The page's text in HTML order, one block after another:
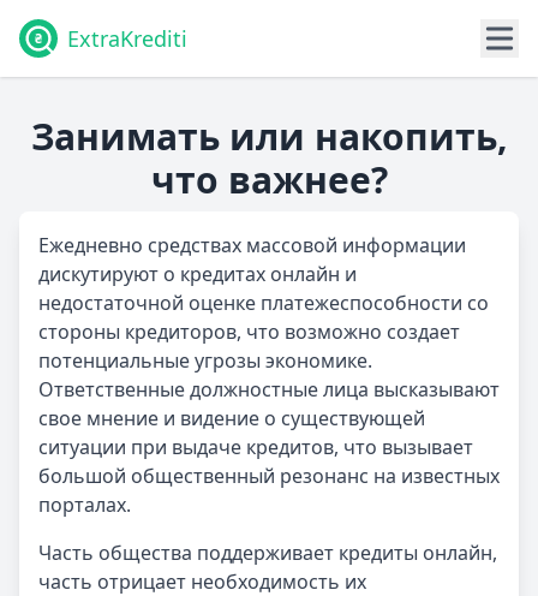
ExtraKrediti
Занимать или накопить,
что важнее?
Ежедневно средствах массовой информации
дискутируют о кредитах онлайн и
недостаточной оценке платежеспособности со
стороны кредиторов, что возможно создает
потенциальные угрозы экономике.
Ответственные должностные лица высказывают
свое мнение и видение о существующей
ситуации при выдаче кредитов, что вызывает
большой общественный резонанс на известных
порталах.
Часть общества поддерживает кредиты онлайн,
часть отрицает необходимость их